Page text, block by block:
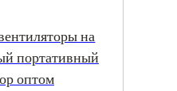
на
портативный
оптом